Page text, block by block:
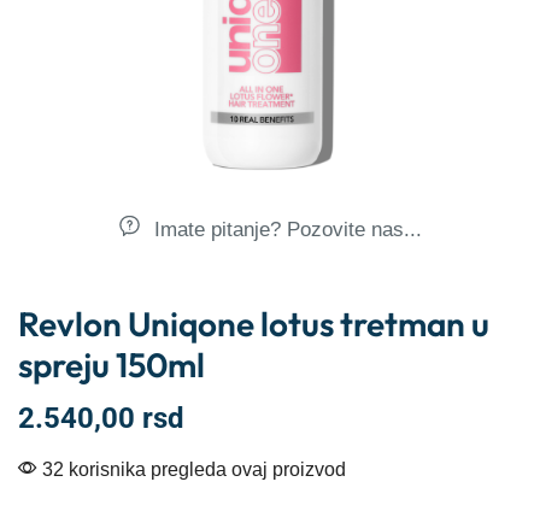
Imate pitanje? Pozovite nas...
Revlon Uniqone lotus tretman u
spreju 150ml
2.540,00 rsd
32 korisnika pregleda ovaj proizvod